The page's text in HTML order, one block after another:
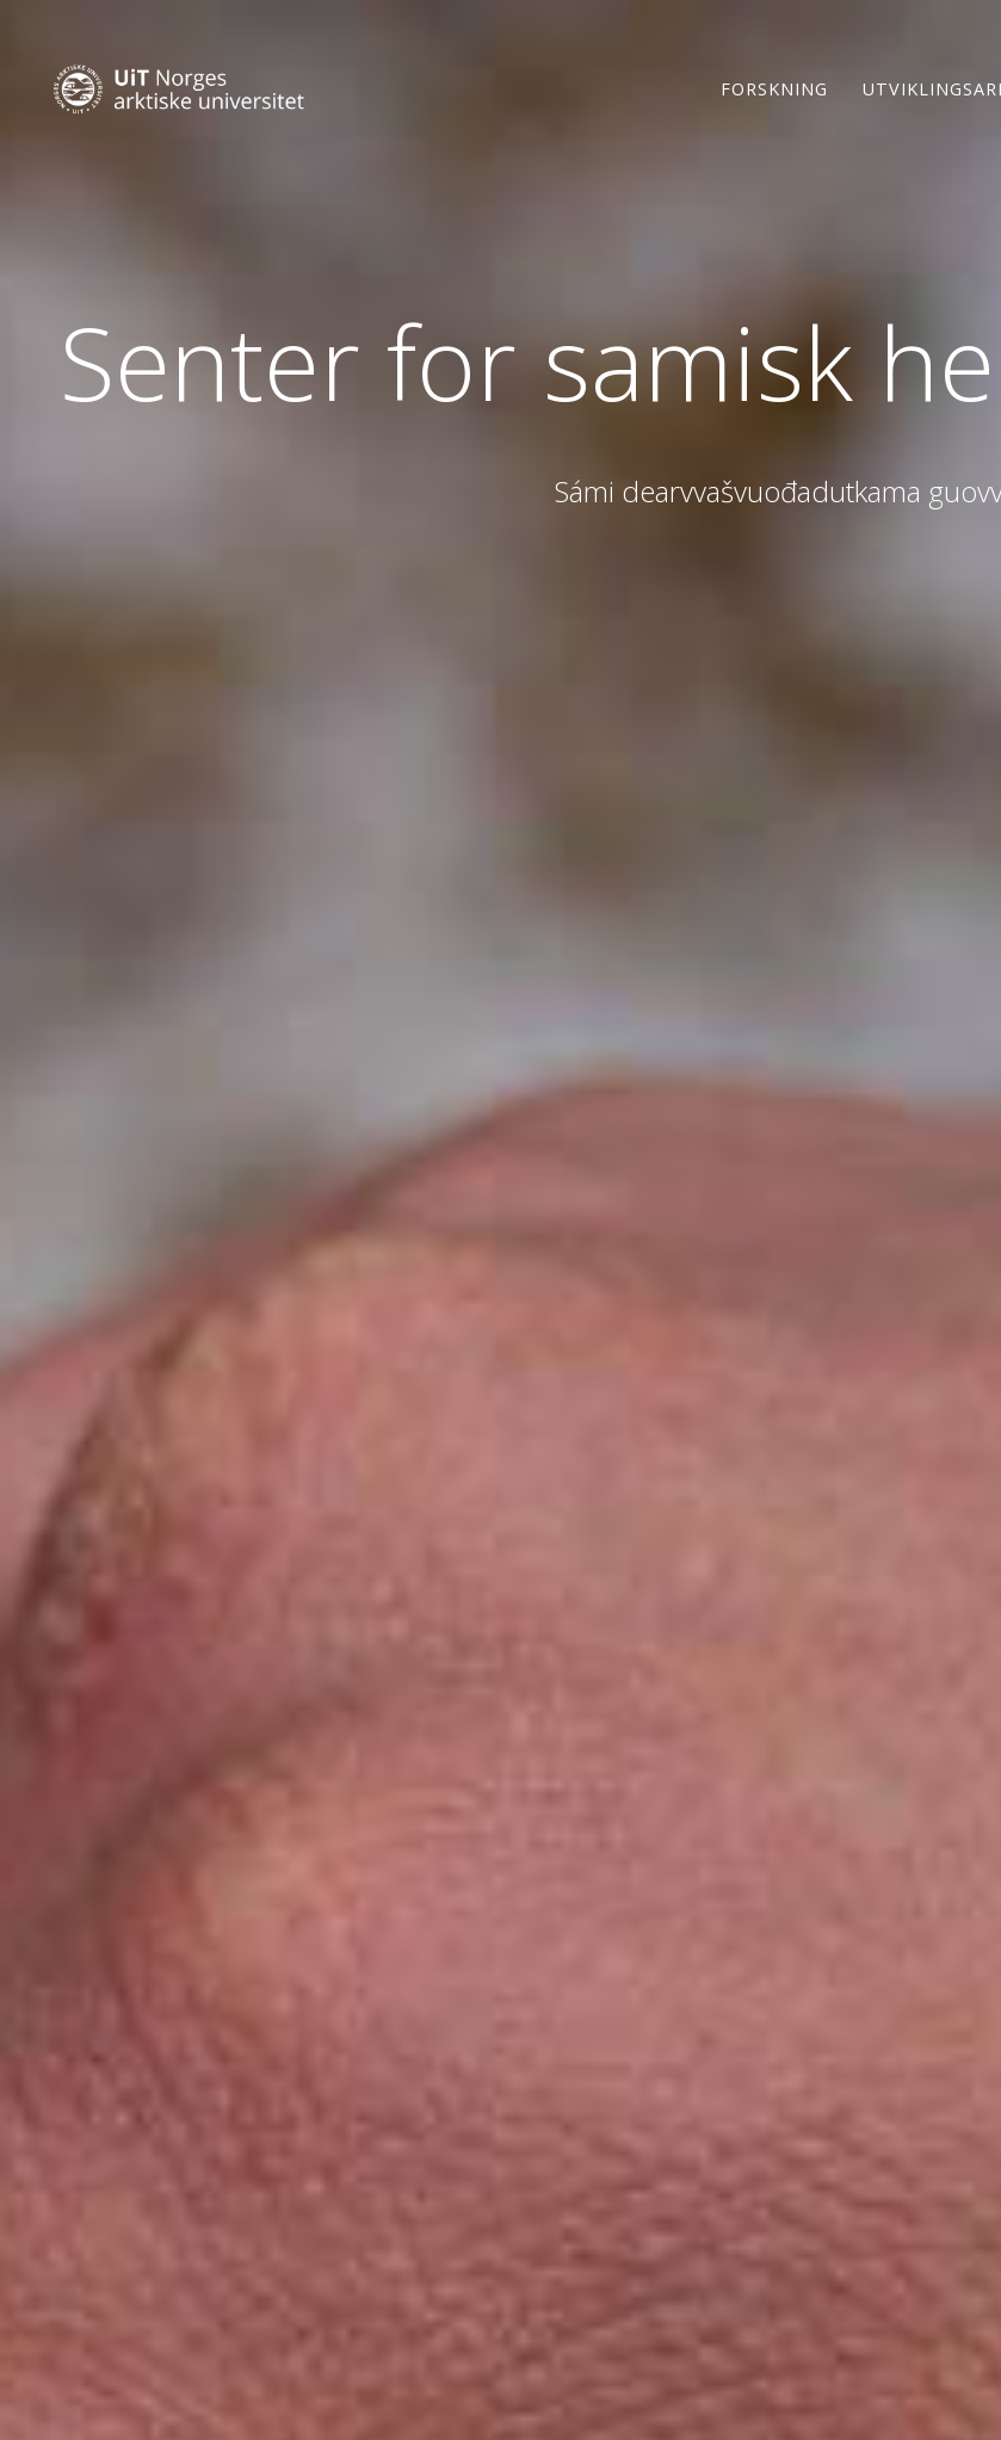
FORSKNING
Senter for samisk
Sámi dearvvašvuođadutkama